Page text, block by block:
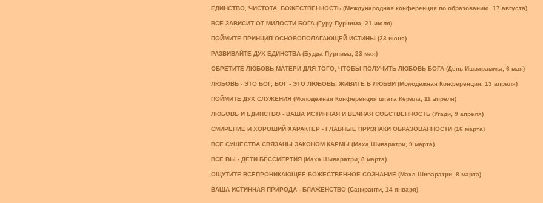
ЕДИНСТВО, ЧИСТОТА, БОЖЕСТВЕННОСТЬ (Международная конференция по образованию, 17 августа)
ВСЁ ЗАВИСИТ ОТ МИЛОСТИ БОГА (Гуру Пурнима, 21 июля)
ПОЙМИТЕ ПРИНЦИП ОСНОВОПОЛАГАЮЩЕЙ ИСТИНЫ (23 июня)
РАЗВИВАЙТЕ ДУХ ЕДИНСТВА (Будда Пурнима, 23 мая)
ОБРЕТИТЕ ЛЮБОВЬ МАТЕРИ ДЛЯ ТОГО, ЧТОБЫ ПОЛУЧИТЬ ЛЮБОВЬ БОГА (День Ишвараммы, 6 мая)
ЛЮБОВЬ - ЭТО БОГ, БОГ - ЭТО ЛЮБОВЬ, ЖИВИТЕ В ЛЮБВИ (Молодёжная Конференция, 13 апреля)
ПОЙМИТЕ ДУХ СЛУЖЕНИЯ (Молодёжная Конференция штата Керала, 11 апреля)
ЛЮБОВЬ И ЕДИНСТВО - ВАША ИСТИННАЯ И ВЕЧНАЯ СОБСТВЕННОСТЬ (Угади, 9 апреля)
СМИРЕНИЕ И ХОРОШИЙ ХАРАКТЕР - ГЛАВНЫЕ ПРИЗНАКИ ОБРАЗОВАННОСТИ (16 марта)
ВСЕ СУЩЕСТВА СВЯЗАНЫ ЗАКОНОМ КАРМЫ (Маха Шиваратри, 9 марта)
ВСЕ ВЫ - ДЕТИ БЕССМЕРТИЯ (Маха Шиваратри, 8 марта)
ОЩУТИТЕ ВСЕПРОНИКАЮЩЕЕ БОЖЕСТВЕННОЕ СОЗНАНИЕ (Маха Шиваратри, 8 марта)
ВАША ИСТИННАЯ ПРИРОДА - БЛАЖЕНСТВО (Санкранти, 14 января)